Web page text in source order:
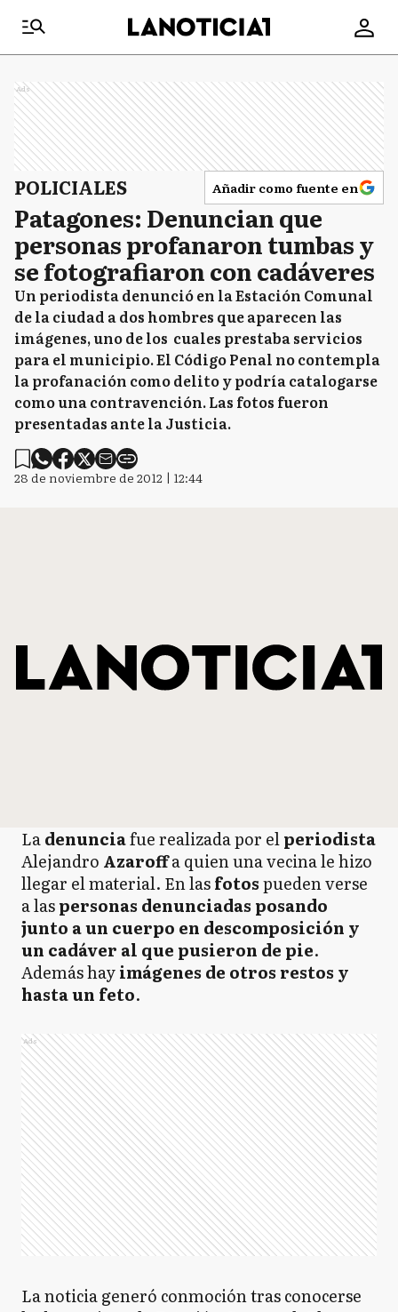
Ads
POLICIALES Añadir como fuente en
Patagones: Denuncian que
personas profanaron tumbas y
se fotografiaron con cadáveres
Un periodista denunció en la Estación Comunal
de la ciudad a dos hombres que aparecen las
imágenes, uno de los cuales prestaba servicios
para el municipio. El Código Penal no contempla
la profanación como delito y podría catalogarse
como una contravención. Las fotos fueron
presentadas ante la Justicia.
28 de noviembre de 2012 | 12:44
Ladenunciafue realizada por elperiodista
Alejandro Azaroffa quien una vecina le hizo
llegar el material. En lasfotospueden verse
a laspersonas denunciadas posando
junto a un cuerpo en descomposición y
un cadáver al que pusieron de pie.
Además hayimágenes de otros restos y
hasta un feto.
Ads
La noticia generó conmoción tras conocerse